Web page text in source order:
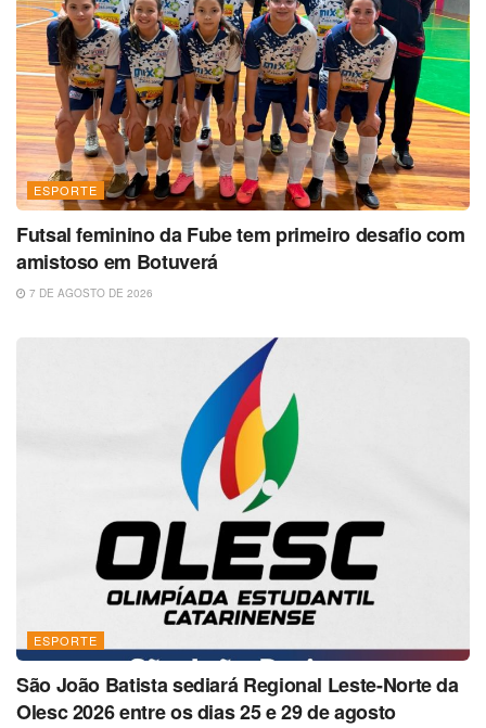
ESPORTE
Futsal feminino da Fube tem primeiro desafio com
amistoso em Botuverá
7 DE AGOSTO DE 2026
ESPORTE
São João Batista sediará Regional Leste-Norte da
Olesc 2026 entre os dias 25 e 29 de agosto